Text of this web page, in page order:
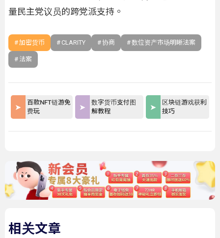
量民主党议员的跨党派支持。
加密货币 CLARITY 协商 数位资产市场明晰法案
法案
百款NFT链游免
费玩
数字货币支付图
解教程
区块链游戏获利
技巧
相关文章